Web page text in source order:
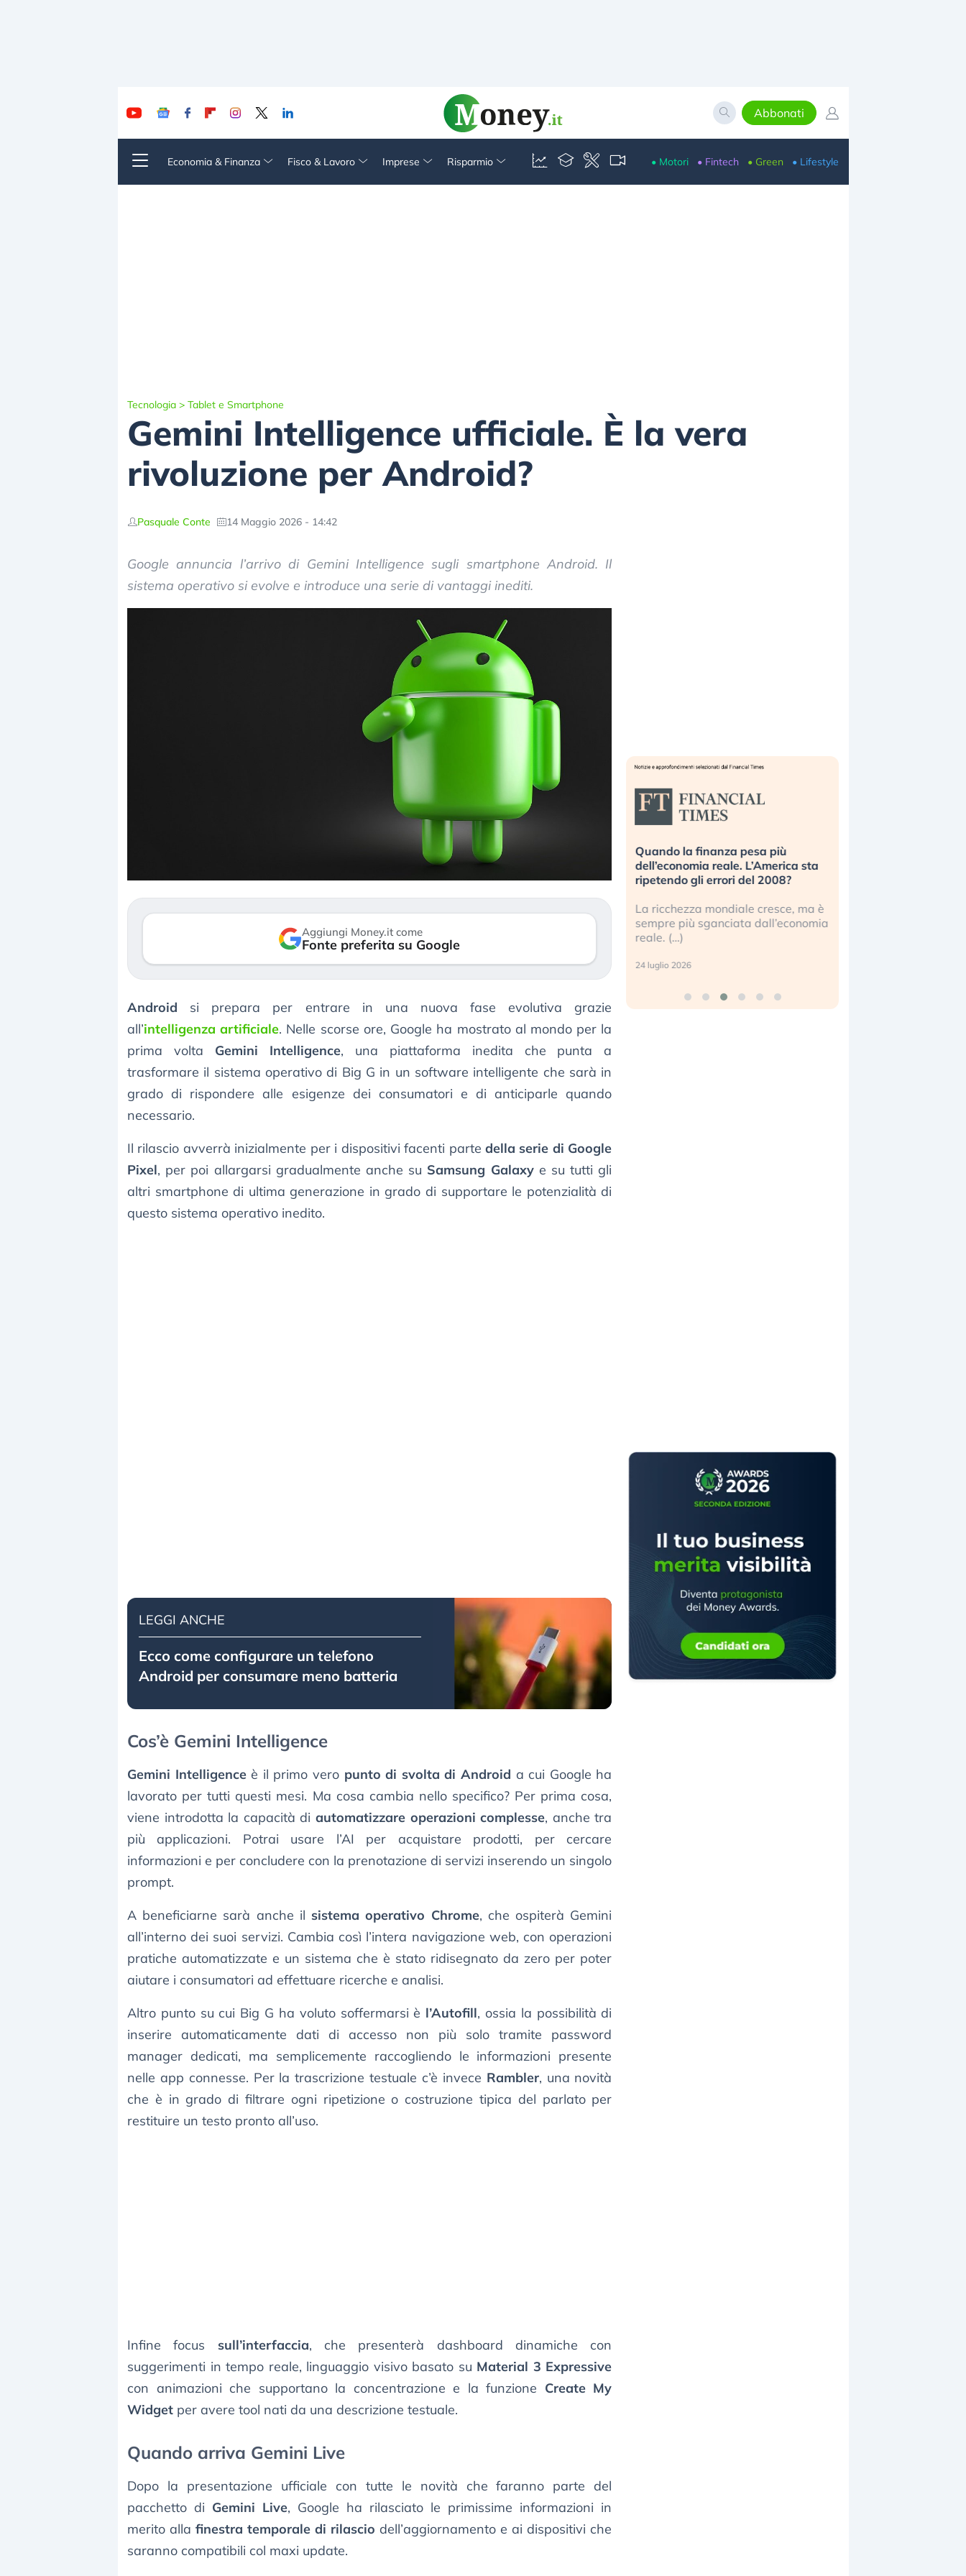
Abbonati
Economia & Finanza Fisco & Lavoro Imprese Risparmio • Motori • Fintech • Green • Lifestyle
Tecnologia > Tablet e Smartphone
Gemini Intelligence ufficiale. È la vera
rivoluzione per Android?
Pasquale Conte 14 Maggio 2026 - 14:42
Google annuncia l’arrivo di Gemini Intelligence sugli smartphone Android. Il
sistema operativo si evolve e introduce una serie di vantaggi inediti.
Aggiungi Money.it come
Fonte preferita su Google
Android si prepara per entrare in una nuova fase evolutiva grazie
all’intelligenza artificiale. Nelle scorse ore, Google ha mostrato al mondo per la
prima volta Gemini Intelligence, una piattaforma inedita che punta a
trasformare il sistema operativo di Big G in un software intelligente che sarà in
grado di rispondere alle esigenze dei consumatori e di anticiparle quando
necessario.
Il rilascio avverrà inizialmente per i dispositivi facenti partedella serie di Google
Pixel, per poi allargarsi gradualmente anche su Samsung Galaxye su tutti gli
altri smartphone di ultima generazione in grado di supportare le potenzialità di
questo sistema operativo inedito.
LEGGI ANCHE
Ecco come configurare un telefono
Android per consumare meno batteria
Cos’è Gemini Intelligence
Gemini Intelligenceè il primo vero punto di svolta di Android a cui Google ha
lavorato per tutti questi mesi. Ma cosa cambia nello specifico? Per prima cosa,
viene introdotta la capacità di automatizzare operazioni complesse, anche tra
più applicazioni. Potrai usare l’AI per acquistare prodotti, per cercare
informazioni e per concludere con la prenotazione di servizi inserendo un singolo
prompt.
A beneficiarne sarà anche il sistema operativo Chrome, che ospiterà Gemini
all’interno dei suoi servizi. Cambia così l’intera navigazione web, con operazioni
pratiche automatizzate e un sistema che è stato ridisegnato da zero per poter
aiutare i consumatori ad effettuare ricerche e analisi.
Altro punto su cui Big G ha voluto soffermarsi è l’Autofill, ossia la possibilità di
inserire automaticamente dati di accesso non più solo tramite password
manager dedicati, ma semplicemente raccogliendo le informazioni presente
nelle app connesse. Per la trascrizione testuale c’è invece Rambler, una novità
che è in grado di filtrare ogni ripetizione o costruzione tipica del parlato per
restituire un testo pronto all’uso.
Infine focus sull’interfaccia, che presenterà dashboard dinamiche con
suggerimenti in tempo reale, linguaggio visivo basato su Material 3 Expressive
con animazioni che supportano la concentrazione e la funzione Create My
Widget per avere tool nati da una descrizione testuale.
Quando arriva Gemini Live
Dopo la presentazione ufficiale con tutte le novità che faranno parte del
pacchetto di Gemini Live, Google ha rilasciato le primissime informazioni in
merito allafinestra temporale di rilascio dell’aggiornamento e ai dispositivi che
saranno compatibili col maxi update.
repricing degli asset?
3 agosto 2026
«La mia vita è rovinata». Investitori
in preda al panico dopo lo scoppio
della bolla AI
Kospi, mentre gli investitori retail (…)
30 luglio 2026
Quando la finanza pesa più
dell’economia reale. L’America sta
ripetendo gli errori del 2008?
La ricchezza mondiale cresce, ma è
sempre più sganciata dall’economia
reale. (…)
24 luglio 2026